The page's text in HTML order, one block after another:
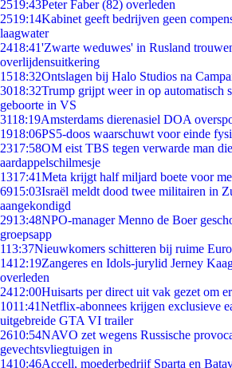
2519:43Peter Faber (82) overleden
2519:14Kabinet geeft bedrijven geen
laagwater
2418:41'Zwarte weduwes' in Rusland
overlijdensuitkering
1518:32Ontslagen bij Halo Studios na
3018:32Trump grijpt weer in op automatisch
geboorte in VS
3118:19Amsterdams dierenasiel DOA
1918:06PS5-doos waarschuwt voor einde
2317:58OM eist TBS tegen verwarde man
aardappelschilmesje
1317:41Meta krijgt half miljard boete voor
6915:03Israël meldt dood twee militairen in
aangekondigd
2913:48NPO-manager Menno de Boer
groepsapp
113:37Nieuwkomers schitteren bij ruime
1412:19Zangeres en Idols-jurylid Jerney
overleden
2412:00Huisarts per direct uit vak gezet om
1011:41Netflix-abonnees krijgen exclusieve
uitgebreide GTA VI trailer
2610:54NAVO zet wegens Russische
gevechtsvliegtuigen in
1410:46Accell, moederbedrijf Sparta en